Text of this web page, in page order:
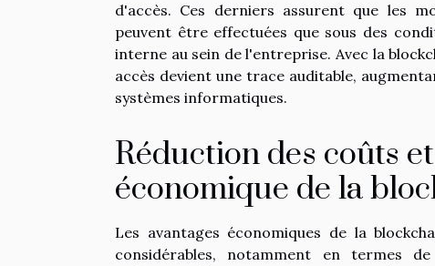
d'accès. Ces derniers assurent que les
peuvent être effectuées que sous des
interne au sein de l'entreprise. Avec la
accès devient une trace auditable,
systèmes informatiques.
Réduction des coûts
économique de la
Les avantages économiques de la
considérables, notamment en termes